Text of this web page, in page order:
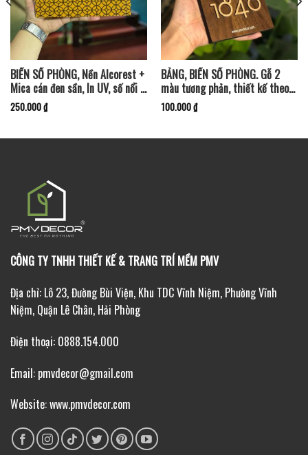
BIỂN SỐ PHÒNG, Nền Alcorest +
Mica cán đen sần, In UV, số nổi –
BSP-PMV73
250.000₫
BẢNG, BIỂN SỐ PHÒNG. Gỗ 2
màu tương phản, thiết kế theo
yêu cầu. BSP-PMV38
100.000₫
CÔNG TY TNHH THIẾT KẾ & TRANG TRÍ MỀM PMV
Địa chỉ: Lô 23, Đường Bùi Viện, Khu TDC Vĩnh Niệm, Phường Vĩnh
Niệm, Quận Lê Chân, Hải Phòng
Điện thoại: 0888.154.000
Email: pmvdecor@gmail.com
Website: www.pmvdecor.com